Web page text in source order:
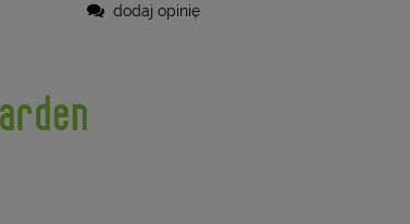
dodaj opinię